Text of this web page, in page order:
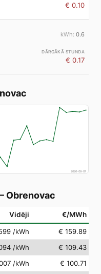
€ 0.10
0.6
€ 0.17
2026-08-07
Obrenovac
Vidēji €/MWh
/kWh
€ 159.89
/kWh
€ 109.43
/kWh
€ 100.71